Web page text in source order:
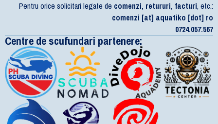
Pentru orice solicitari legate de comenzi, retururi, facturi, etc.:
comenzi [at] aquatiko [dot] ro
0724.057.567
Centre de scufundari partenere: